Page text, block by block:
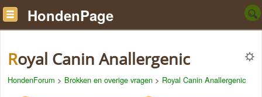
HondenPage
Royal Canin Anallergenic
HondenForum > Brokken en overige vragen > Royal Canin Anallergenic